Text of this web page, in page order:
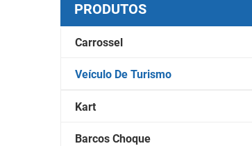
PRODUTOS
Carrossel
Veículo De Turismo
Kart
Barcos Choque